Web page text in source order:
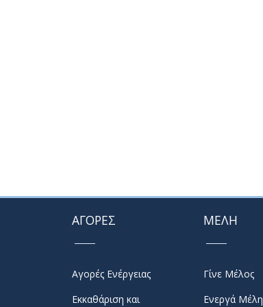
ΑΓΟΡΕΣ
Αγορές Ενέργειας
Εκκαθάριση και
ΜΕΛΗ
Γίνε Μέλος
Ενεργά Μέλη